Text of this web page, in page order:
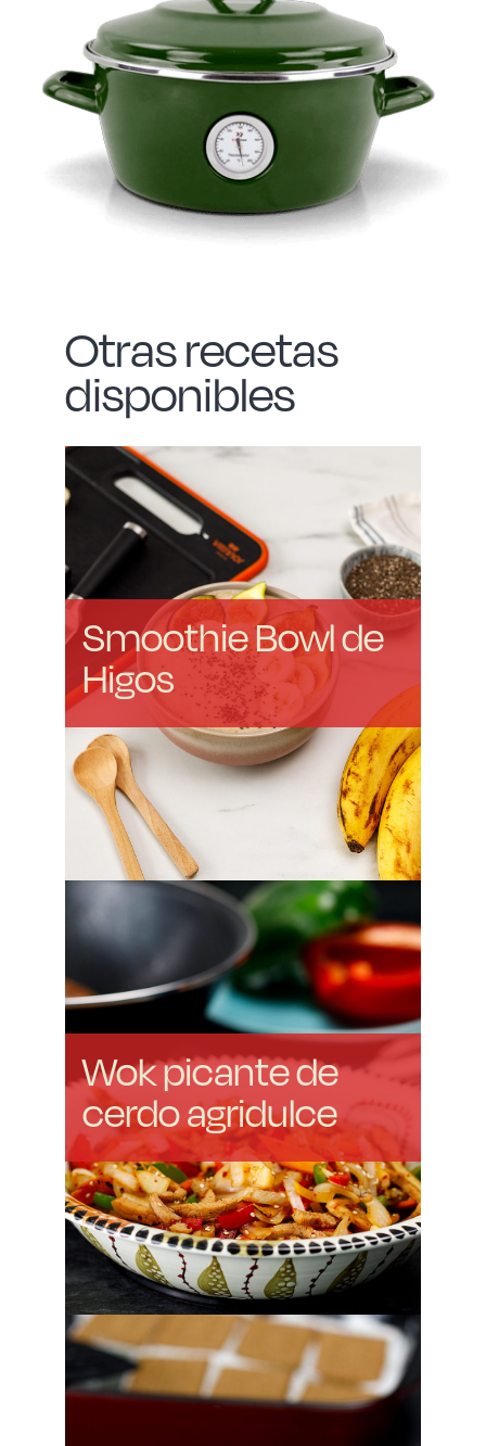
Otras recetas
disponibles
Smoothie Bowl de
Higos
Wok picante de
cerdo agridulce